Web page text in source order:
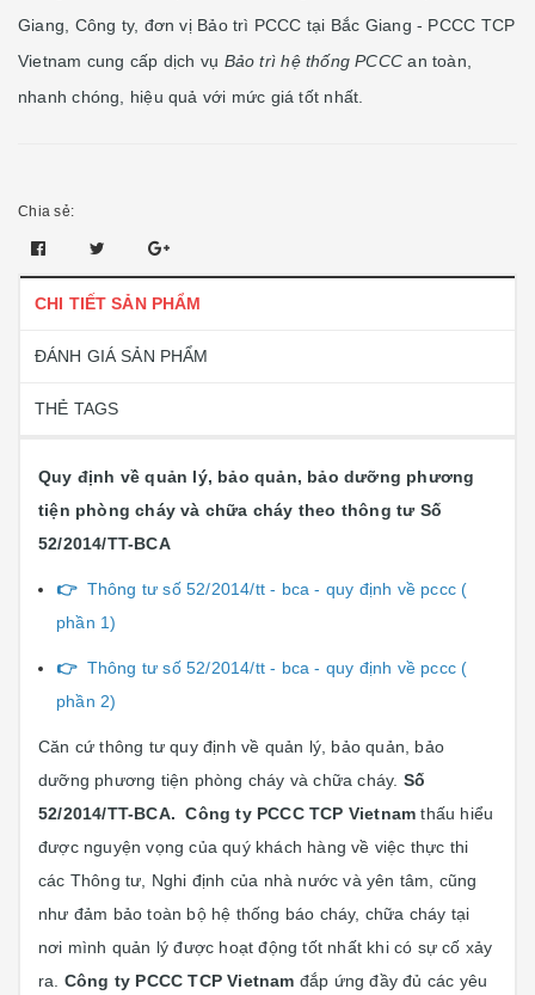
Giang, Công ty, đơn vị Bảo trì PCCC tại Bắc Giang - PCCC TCP
Vietnam cung cấp dịch vụ Bảo trì hệ thống PCCC an toàn,
nhanh chóng, hiệu quả với mức giá tốt nhất.
Chia sẻ:
CHI TIẾT SẢN PHẨM
ĐÁNH GIÁ SẢN PHẨM
THẺ TAGS
Quy định về quản lý, bảo quản, bảo dưỡng phương
tiện phòng cháy và chữa cháy theo thông tư Số
52/2014/TT-BCA
👉 Thông tư số 52/2014/tt - bca - quy định về pccc (
phần 1)
👉 Thông tư số 52/2014/tt - bca - quy định về pccc (
phần 2)
Căn cứ thông tư quy định về quản lý, bảo quản, bảo
dưỡng phương tiện phòng cháy và chữa cháy. Số
52/2014/TT-BCA. Công ty PCCC TCP Vietnam thấu hiểu
được nguyện vọng của quý khách hàng về việc thực thi
các Thông tư, Nghi định của nhà nước và yên tâm, cũng
như đảm bảo toàn bộ hệ thống báo cháy, chữa cháy tại
nơi mình quản lý được hoạt động tốt nhất khi có sự cố xảy
ra. Công ty PCCC TCP Vietnam đắp ứng đầy đủ các yêu